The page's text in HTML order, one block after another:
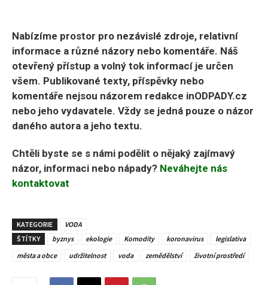
Nabízíme prostor pro nezávislé zdroje, relativní
informace a různé názory nebo komentáře. Náš
otevřený přístup a volný tok informací je určen
všem. Publikované texty, příspěvky nebo
komentáře nejsou názorem redakce inODPADY.cz
nebo jeho vydavatele. Vždy se jedná pouze o názor
daného autora a jeho textu.
Chtěli byste se s námi podělit o nějaký zajímavý
názor, informaci nebo nápady? Neváhejte nás
kontaktovat
KATEGORIE
VODA
ŠTÍTKY
byznys ekologie Komodity koronavirus
legislativa
města a obce
udržitelnost voda zemědělství životní prostředí